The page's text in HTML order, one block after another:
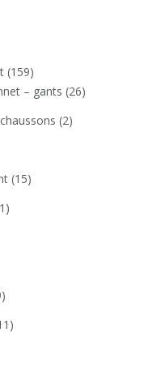
(159)
– gants (26)
(2)
(15)